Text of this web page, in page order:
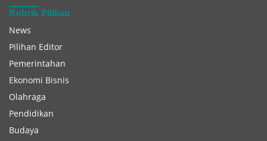
Rubrik Pilihan
News
Pilihan Editor
Pemerintahan
Ekonomi Bisnis
Olahraga
Pendidikan
Budaya